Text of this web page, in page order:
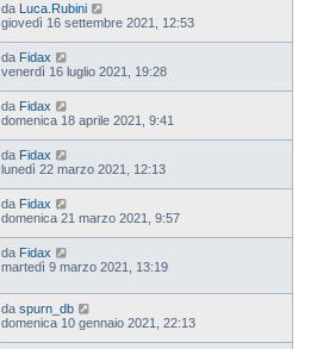
da Luca.Rubini
giovedì 16 settembre 2021, 12:53
da Fidax
venerdì 16 luglio 2021, 19:28
da Fidax
domenica 18 aprile 2021, 9:41
da Fidax
lunedì 22 marzo 2021, 12:13
da Fidax
domenica 21 marzo 2021, 9:57
da Fidax
martedì 9 marzo 2021, 13:19
da spurn_db
domenica 10 gennaio 2021, 22:13